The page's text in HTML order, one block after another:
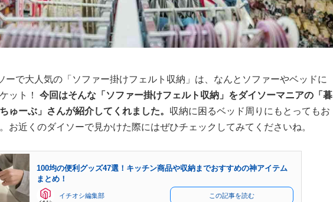
ーで大人気の「ソファー掛けフェルト収納」は、なんとソファーやベッドに
ット！ 今回はそんな「ソファー掛けフェルト収納」をダイソーマニアの「暮
ゅーぶ」さんが紹介してくれました。 収納に困るベッド周りにもとってもお
お近くのダイソーで見かけた際にはぜひチェックしてみてくださいね。
100均の便利グッズ47選！キッチン商品や収納までおすすめの神アイテム
まとめ！
イチオシ編集部 この記事を読む